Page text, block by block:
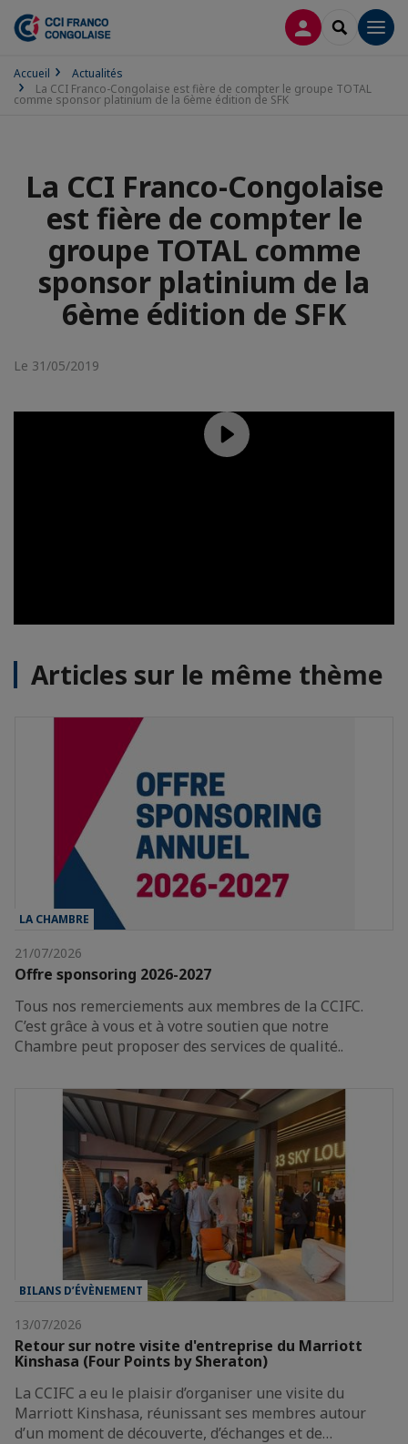
CONNEXION
Accueil
Actualités
La CCI Franco-Congolaise est fière de compter le groupe TOTAL
comme sponsor platinium de la 6ème édition de SFK
La CCI Franco-Congolaise
est fière de compter le
groupe TOTAL comme
sponsor platinium de la
6ème édition de SFK
Le 31/05/2019
Articles sur le même thème
LA CHAMBRE
21/07/2026
Offre sponsoring 2026-2027
Tous nos remerciements aux membres de la CCIFC.
C’est grâce à vous et à votre soutien que notre
Chambre peut proposer des services de qualité..
BILANS D’ÉVÈNEMENT
13/07/2026
Retour sur notre visite d'entreprise du Marriott
Kinshasa (Four Points by Sheraton)
La CCIFC a eu le plaisir d’organiser une visite du
Marriott Kinshasa, réunissant ses membres autour
d’un moment de découverte, d’échanges et de…